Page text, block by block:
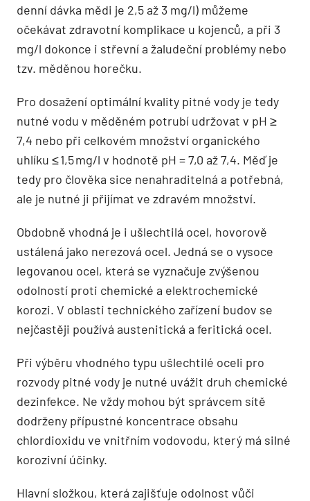
denní dávka mědi je 2,5 až 3 mg/l) můžeme
očekávat zdravotní komplikace u kojenců, a při 3
mg/l dokonce i střevní a žaludeční problémy nebo
tzv. měděnou horečku.
Pro dosažení optimální kvality pitné vody je tedy
nutné vodu v měděném potrubí udržovat v pH ≥
7,4 nebo při celkovém množství organického
uhlíku ≤ 1,5 mg/l v hodnotě pH = 7,0 až 7,4. Měď je
tedy pro člověka sice nenahraditelná a potřebná,
ale je nutné ji přijímat ve zdravém množství.
Obdobně vhodná je i ušlechtilá ocel, hovorově
ustálená jako nerezová ocel. Jedná se o vysoce
legovanou ocel, která se vyznačuje zvýšenou
odolností proti chemické a elektrochemické
korozi. V oblasti technického zařízení budov se
nejčastěji používá austenitická a feritická ocel.
Při výběru vhodného typu ušlechtilé oceli pro
rozvody pitné vody je nutné uvážit druh chemické
dezinfekce. Ne vždy mohou být správcem sítě
dodrženy přípustné koncentrace obsahu
chlordioxidu ve vnitřním vodovodu, který má silné
korozivní účinky.
Hlavní složkou, která zajišťuje odolnost vůči